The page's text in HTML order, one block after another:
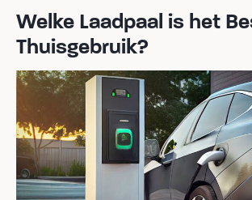
Welke Laadpaal is het
Thuisgebruik?